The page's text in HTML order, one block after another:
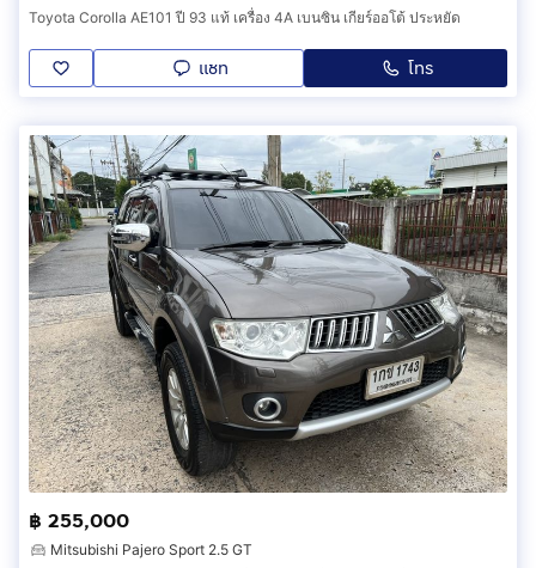
Toyota Corolla AE101 ปี 93 แท้ เครื่อง 4A เบนซิน เกียร์ออโต้ ประหยัด
แชท โทร
฿ 255,000
Mitsubishi Pajero Sport 2.5 GT